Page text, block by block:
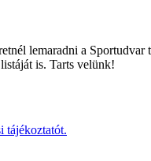
lemaradni a
is. Tarts velünk!
tájékoztatót.